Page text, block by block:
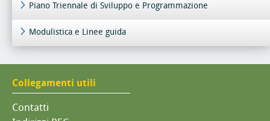
Piano Triennale di Sviluppo e Programmazione
Modulistica e Linee guida
Collegamenti utili
Contatti